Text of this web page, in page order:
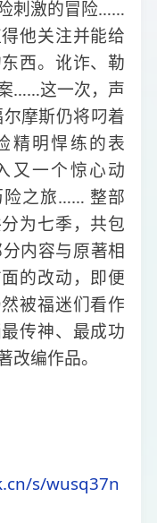
刺激的冒险……
他关注并能给
西。讹诈、勒
……这一次，声
摩斯仍将叼着
精明悍练的表
又一个惊心动
险之旅…… 整部
为七季，共包
内容与原著相
的改动，即便
被福迷们看作
传神、最成功
改编作品。
s/wusq37n